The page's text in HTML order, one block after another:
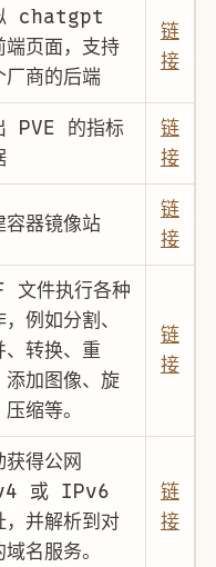
chatgpt
端页面，支持
厂商的后端
链
接
PVE 的指标
链
接
容器镜像站
链
接
文件执行各种
例如分割、
、转换、重
添加图像、旋
缩等。
链
接
获得公网
或 IPv6
，并解析到对
名服务。
链
接